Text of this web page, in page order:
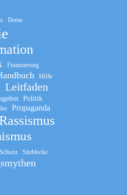
Demo
Finanzierung
Hilfe
Leitfaden
Politik
Propaganda
Schutz
Sitzblocke